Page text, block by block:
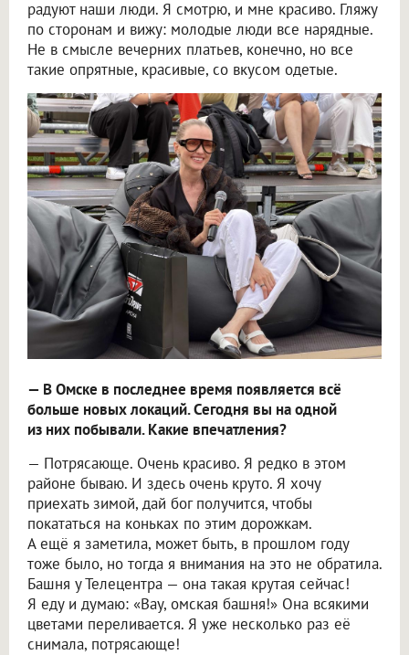
радуют наши люди. Я смотрю, и мне красиво. Гляжу
по сторонам и вижу: молодые люди все нарядные.
Не в смысле вечерних платьев, конечно, но все
такие опрятные, красивые, со вкусом одетые.
— В Омске в последнее время появляется всё
больше новых локаций. Сегодня вы на одной
из них побывали. Какие впечатления?
— Потрясающе. Очень красиво. Я редко в этом
районе бываю. И здесь очень круто. Я хочу
приехать зимой, дай бог получится, чтобы
покататься на коньках по этим дорожкам.
А ещё я заметила, может быть, в прошлом году
тоже было, но тогда я внимания на это не обратила.
Башня у Телецентра — она такая крутая сейчас!
Я еду и думаю: «Вау, омская башня!» Она всякими
цветами переливается. Я уже несколько раз её
снимала, потрясающе!